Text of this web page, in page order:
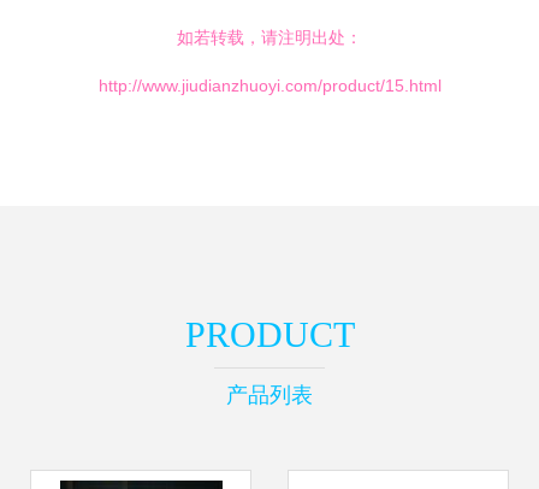
如若转载，请注明出处：
http://www.jiudianzhuoyi.com/product/15.html
PRODUCT
产品列表